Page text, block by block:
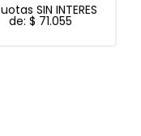
3 cuotas SIN INTERES
de:$24.828